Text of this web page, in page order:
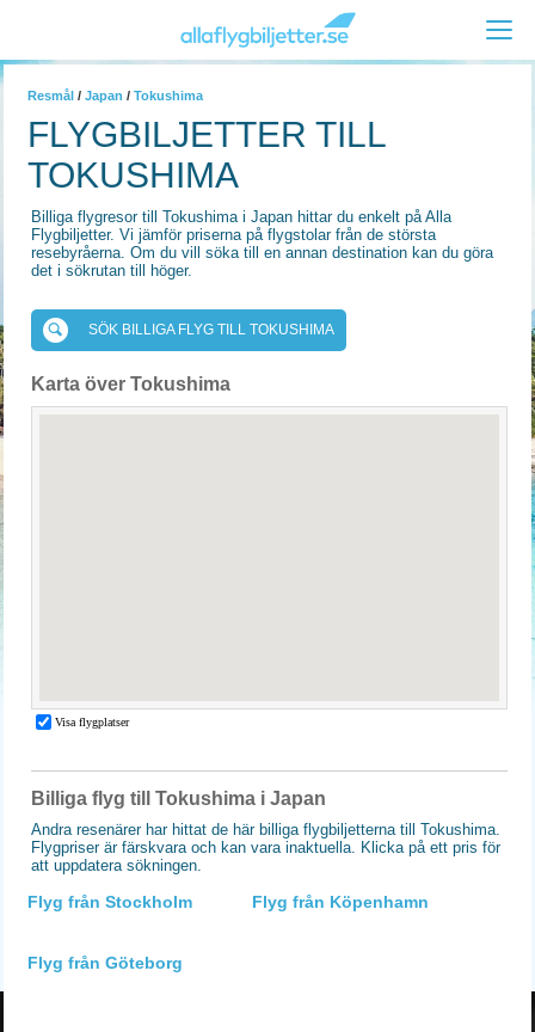
Resmål / Japan / Tokushima
FLYGBILJETTER TILL
TOKUSHIMA
Billiga flygresor till Tokushima i Japan hittar du enkelt på Alla
Flygbiljetter. Vi jämför priserna på flygstolar från de största
resebyråerna. Om du vill söka till en annan destination kan du göra
det i sökrutan till höger.
SÖK BILLIGA FLYG TILL TOKUSHIMA
Karta över Tokushima
Billiga flyg till Tokushima i Japan
Andra resenärer har hittat de här billiga flygbiljetterna till Tokushima.
Flygpriser är färskvara och kan vara inaktuella. Klicka på ett pris för
att uppdatera sökningen.
Flyg från Stockholm Flyg från Köpenhamn
Flyg från Göteborg